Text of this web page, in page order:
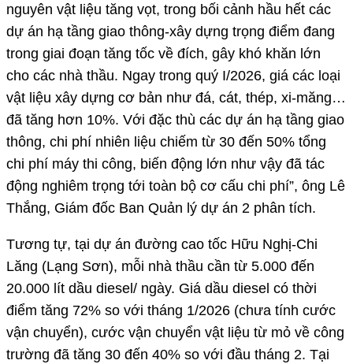
nguyên vật liệu tăng vọt, trong bối cảnh hầu hết các
dự án hạ tầng giao thông-xây dựng trọng điểm đang
trong giai đoạn tăng tốc về đích, gây khó khăn lớn
cho các nhà thầu. Ngay trong quý I/2026, giá các loại
vật liệu xây dựng cơ bản như đá, cát, thép, xi-măng…
đã tăng hơn 10%. Với đặc thù các dự án hạ tầng giao
thông, chi phí nhiên liệu chiếm từ 30 đến 50% tổng
chi phí máy thi công, biến động lớn như vậy đã tác
động nghiêm trọng tới toàn bộ cơ cấu chi phí”, ông Lê
Thắng, Giám đốc Ban Quản lý dự án 2 phân tích.
Tương tự, tại dự án đường cao tốc Hữu Nghị-Chi
Lăng (Lạng Sơn), mỗi nhà thầu cần từ 5.000 đến
20.000 lít dầu diesel/ ngày. Giá dầu diesel có thời
điểm tăng 72% so với tháng 1/2026 (chưa tính cước
vận chuyển), cước vận chuyển vật liệu từ mỏ về công
trường đã tăng 30 đến 40% so với đầu tháng 2. Tại